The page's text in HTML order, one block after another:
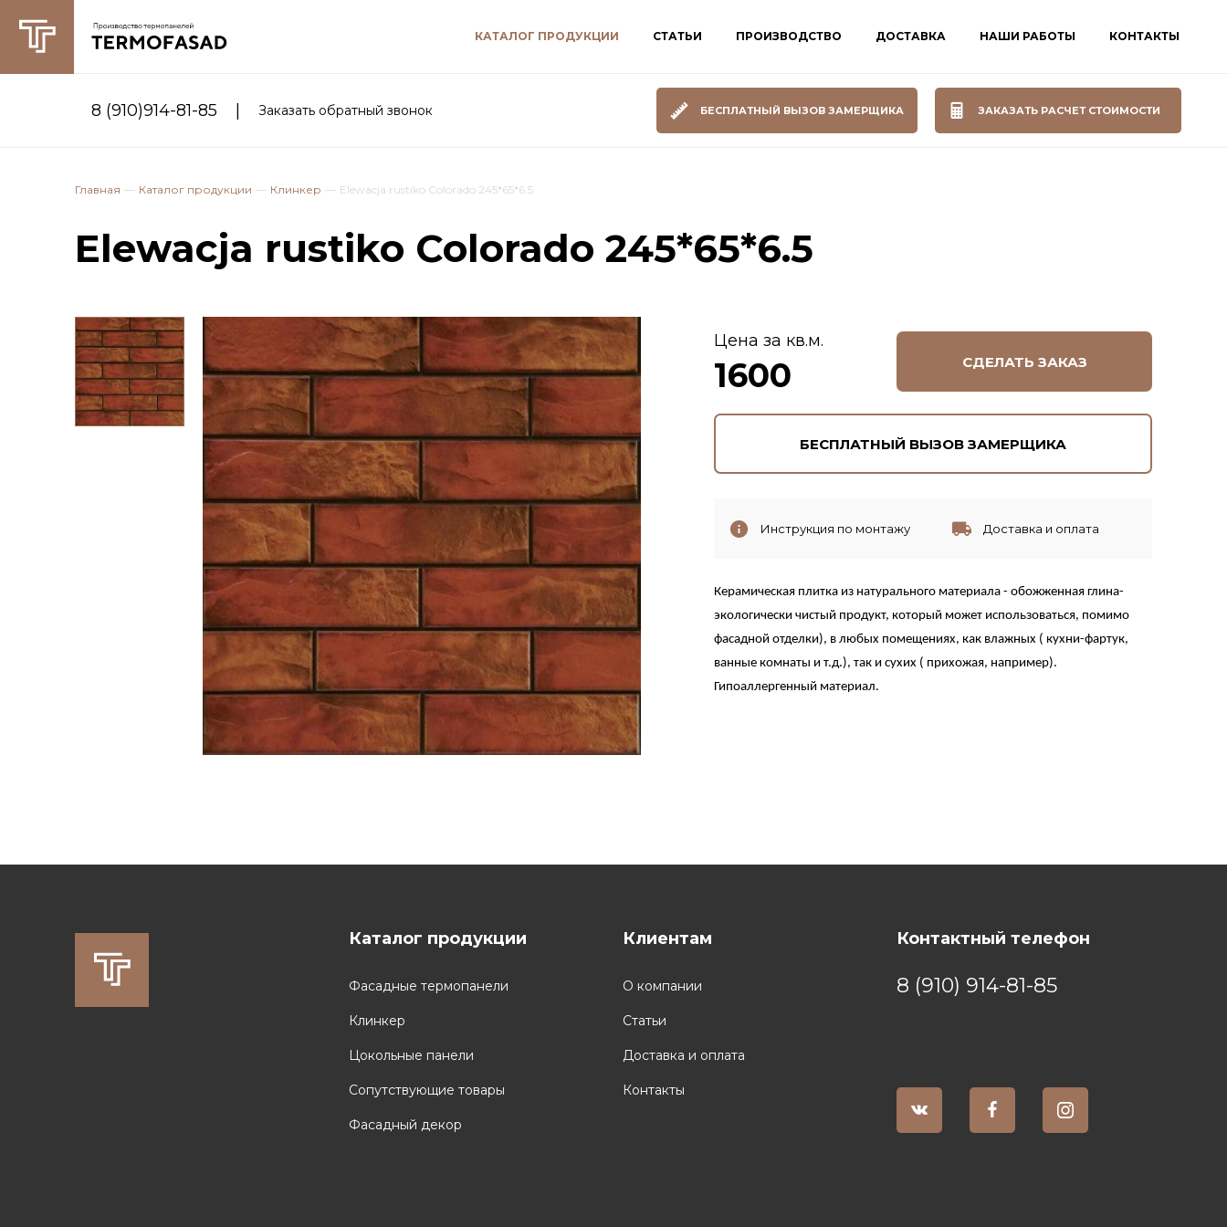
КАТАЛОГ ПРОДУКЦИИ СТАТЬИ ПРОИЗВОДСТВО ДОСТАВКА НАШИ РАБОТЫ КОНТАКТЫ
8 (910)914-81-85 | Заказать обратный звонок БЕСПЛАТНЫЙ ВЫЗОВ ЗАМЕРЩИКА ЗАКАЗАТЬ РАСЧЕТ СТОИМОСТИ
Главная Каталог продукции Клинкер Elewacja rustiko Colorado 245*65*6.5
Elewacja rustiko Colorado 245*65*6.5
Цена за кв.м.
1600 СДЕЛАТЬ ЗАКАЗ
БЕСПЛАТНЫЙ ВЫЗОВ ЗАМЕРЩИКА
Инструкция по монтажу Доставка и оплата
Керамическая плитка из натурального материала - обожженная глина-
экологически чистый продукт, который может использоваться, помимо
фасадной отделки), в любых помещениях, как влажных ( кухни-фартук,
ванные комнаты и т.д.), так и сухих ( прихожая, например).
Гипоаллергенный материал.
Каталог продукции
Фасадные термопанели
Клинкер
Цокольные панели
Сопутствующие товары
Фасадный декор
Клиентам
О компании
Статьи
Доставка и оплата
Контакты
Контактный телефон
8 (910) 914-81-85